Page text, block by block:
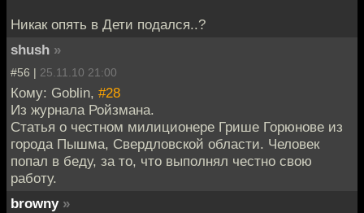
Никак опять в Дети подался..?
shush »
#56 | 25.11.10 21:00
Кому: Goblin, #28
Из журнала Ройзмана.
Статья о честном милиционере Грише Горюнове из
города Пышма, Свердловской области. Человек
попал в беду, за то, что выполнял честно свою
работу.
browny »